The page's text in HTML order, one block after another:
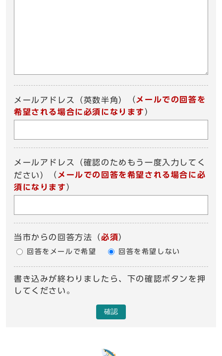
メールアドレス（英数半角） （ メールでの回答を
希望される場合に必須になります ）
メールアドレス（確認のためもう一度入力してく
ださい）
（ メールでの回答を希望される場合に必
須になります ）
当市からの回答方法 （必須）
回答をメールで希望 回答を希望しない
書き込みが終わりましたら、下の確認ボタンを押
してください。
確認